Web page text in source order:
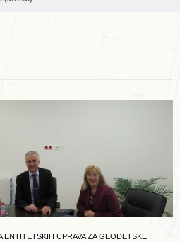
ENTITETSKIH UPRAVA ZA GEODETSKE I